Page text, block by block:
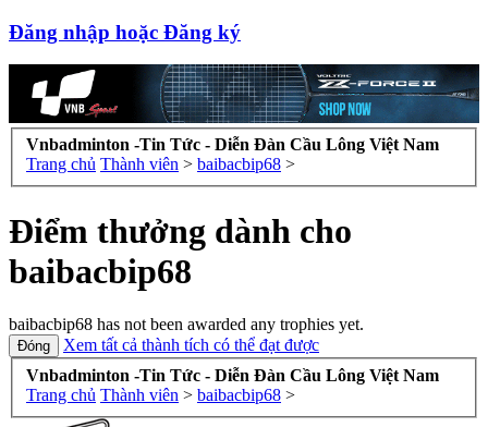
Đăng nhập hoặc Đăng ký
Vnbadminton -Tin Tức - Diễn Đàn Cầu Lông Việt Nam
Trang chủ Thành viên > baibacbip68 >
Điểm thưởng dành cho
baibacbip68
baibacbip68 has not been awarded any trophies yet.
Xem tất cả thành tích có thể đạt được
Vnbadminton -Tin Tức - Diễn Đàn Cầu Lông Việt Nam
Trang chủ Thành viên > baibacbip68 >